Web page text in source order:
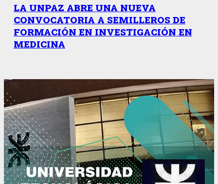
LA UNPAZ ABRE UNA NUEVA
CONVOCATORIA A SEMILLEROS DE
FORMACIÓN EN INVESTIGACIÓN EN
MEDICINA